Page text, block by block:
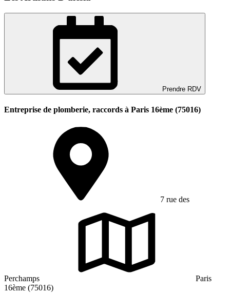
Prendre RDV
Entreprise de plomberie, raccords à Paris 16ème (75016)
7 rue des
Perchamps
Paris
16ème (75016)